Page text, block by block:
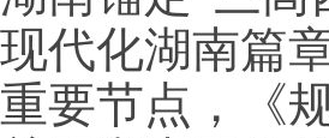
现代化湖南篇
重要节点，《